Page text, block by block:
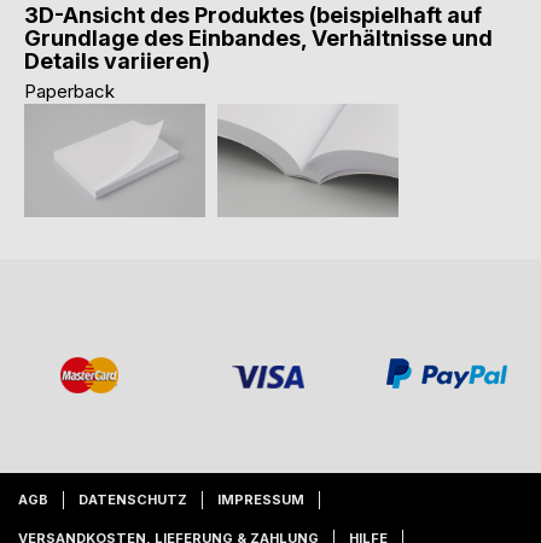
3D-Ansicht des Produktes (beispielhaft auf
Grundlage des Einbandes, Verhältnisse und
Details variieren)
Paperback
AGB DATENSCHUTZ IMPRESSUM
VERSANDKOSTEN, LIEFERUNG & ZAHLUNG HILFE